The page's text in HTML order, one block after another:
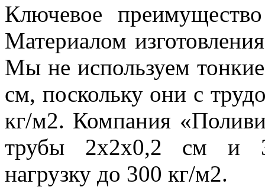
Ключевое
Материалом
Мы не используем
см, поскольку они с
кг/м2. Компания
трубы 2х2х0,2 см и
нагрузку до 300 кг/м2.